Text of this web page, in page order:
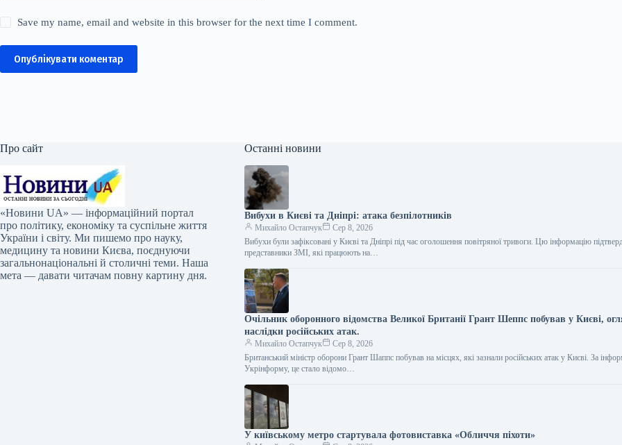
Save my name, email and website in this browser for the next time I comment.
Опублікувати коментар
Про сайт
«Новини UA» — інформаційний портал
про політику, економіку та суспільне життя
України і світу. Ми пишемо про науку,
медицину та новини Києва, поєднуючи
загальнонаціональні й столичні теми. Наша
мета — давати читачам повну картину дня.
Останні новини
Вибухи в Києві та Дніпрі: атака безпілотників
Михайло Остапчук
Сер 8, 2026
Вибухи були зафіксовані у Києві та Дніпрі під час оголошення повітряної тривоги. Цю інформацію
представники ЗМІ, які працюють на…
Очільник оборонного відомства Великої Британії Грант Шеппс побував у Києві,
наслідки російських атак.
Михайло Остапчук
Сер 8, 2026
Британський міністр оборони Грант Шаппс побував на місцях, які зазнали російських атак у Києві. За
Укрінформу, це стало відомо…
У київському метро стартувала фотовиставка «Обличчя піхоти»